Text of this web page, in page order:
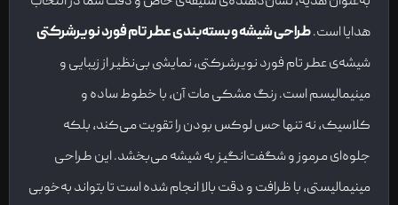
هدایا است.طراحی شیشه و بسته‌بندی عطر تام فورد نویرشرکتی
شیشه‌ی عطر تام فورد نویرشرکتی، نمایشی بی‌نظیر از زیبایی و
مینیمالیسم است. رنگ مشکی مات آن، با خطوط ساده و
کلاسیک، نه تنها حس لوکس بودن را تقویت می‌کند، بلکه
جلوه‌ای مرموز و شگفت‌انگیز به شیشه می‌بخشد. این طراحی
مینیمالیستی، با ظرافت و دقت بالا انجام شده است تا بتواند به‌خوبی